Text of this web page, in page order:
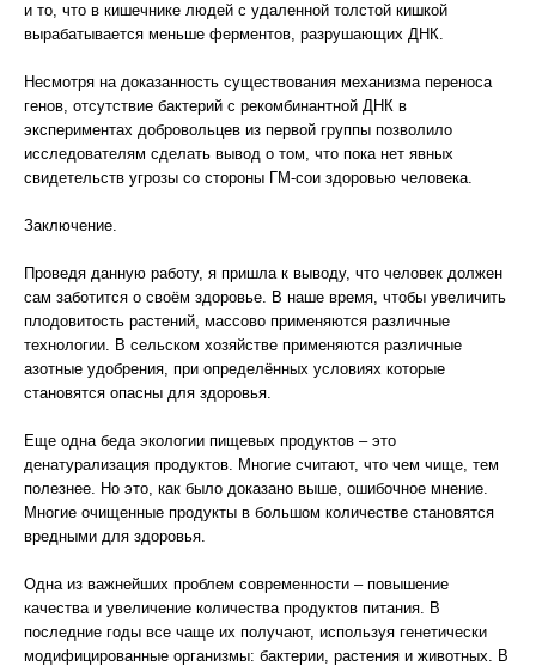
и то, что в кишечнике людей с удаленной толстой кишкой
вырабатывается меньше ферментов, разрушающих ДНК.
Несмотря на доказанность существования механизма переноса
генов, отсутствие бактерий с рекомбинантной ДНК в
экспериментах добровольцев из первой группы позволило
исследователям сделать вывод о том, что пока нет явных
свидетельств угрозы со стороны ГМ-сои здоровью человека.
Заключение.
Проведя данную работу, я пришла к выводу, что человек должен
сам заботится о своём здоровье. В наше время, чтобы увеличить
плодовитость растений, массово применяются различные
технологии. В сельском хозяйстве применяются различные
азотные удобрения, при определённых условиях которые
становятся опасны для здоровья.
Еще одна беда экологии пищевых продуктов – это
денатурализация продуктов. Многие считают, что чем чище, тем
полезнее. Но это, как было доказано выше, ошибочное мнение.
Многие очищенные продукты в большом количестве становятся
вредными для здоровья.
Одна из важнейших проблем современности – повышение
качества и увеличение количества продуктов питания. В
последние годы все чаще их получают, используя генетически
модифицированные организмы: бактерии, растения и животных. В